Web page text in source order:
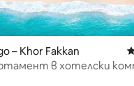
от 5, 83 отзива
– Khor Fakkan
в хотелски